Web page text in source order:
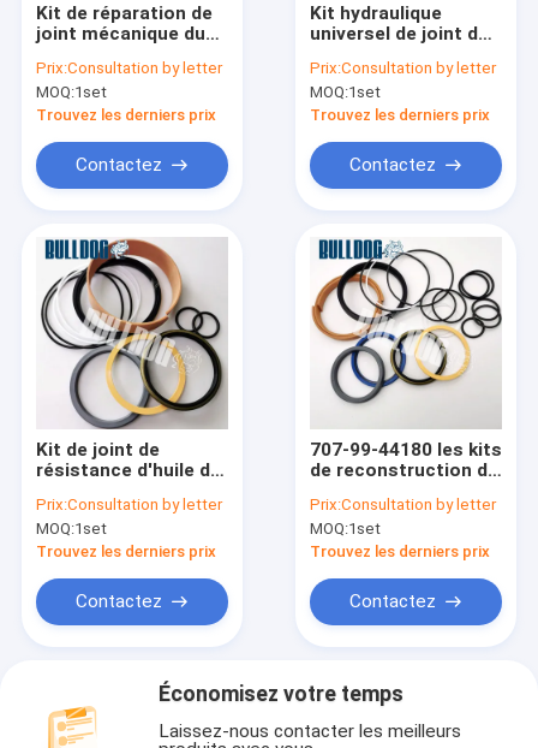
Kit de réparation de
joint mécanique du
joint de cylindre
d'ascenseur de lame
du bouteur D375A-2
Prix:Consultation by letter
MOQ:1set
Trouvez les derniers prix
Contactez
Kit hydraulique
universel de joint de
train avant du kit de
réparation de joint
707-98-14240
Prix:Consultation by letter
MOQ:1set
Trouvez les derniers prix
Contactez
Kit de joint de
résistance d'huile du
Bucket Cylinder
Service de
l'excavatrice
Prix:Consultation by letter
MOQ:1set
Trouvez les derniers prix
Contactez
707-99-44180 les kits
de reconstruction de
l'hydraulique
d'ascenseur réparent
le bouteur des
de kits
Prix:Consultation by letter
MOQ:1set
Trouvez les derniers prix
Contactez
Économisez votre temps
Laissez-nous contacter les meilleurs